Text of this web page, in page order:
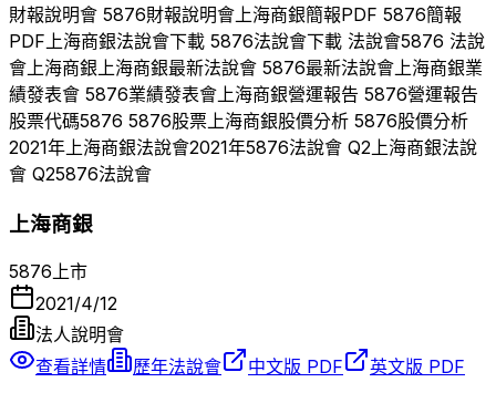
財報說明會 5876財報說明會上海商銀簡報PDF 5876簡報
PDF上海商銀法說會下載 5876法說會下載 法說會5876 法說
會上海商銀上海商銀最新法說會 5876最新法說會上海商銀業
績發表會 5876業績發表會上海商銀營運報告 5876營運報告
股票代碼5876 5876股票上海商銀股價分析 5876股價分析
2021年上海商銀法說會2021年5876法說會 Q2上海商銀法說
會 Q25876法說會
上海商銀
5876上市
2021/4/12
法人說明會
查看詳情
歷年法說會 中文版 PDF 英文版 PDF